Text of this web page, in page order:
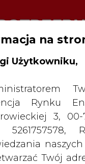
na
Użytkowniku,
Rynku
3, 00-
5261757578,
Twój